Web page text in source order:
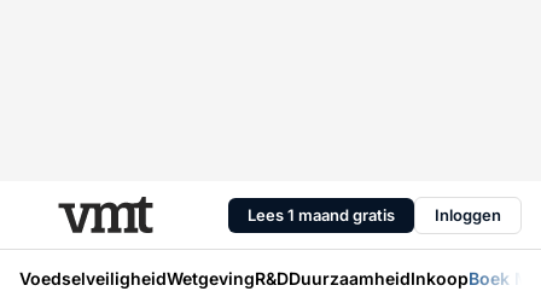
Lees 1 maand gratis Inloggen
VoedselveiligheidWetgevingR&DDuurzaamheidInkoopBoek